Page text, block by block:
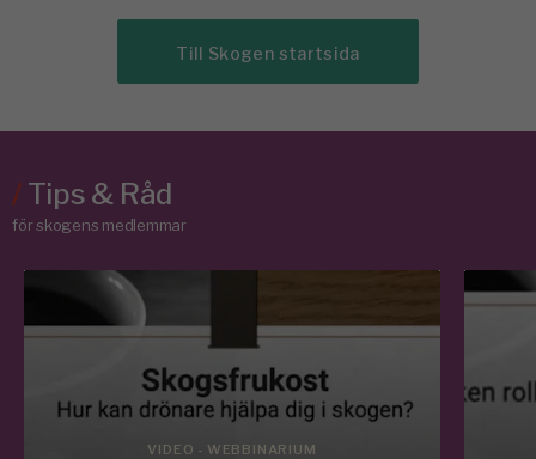
Till Skogen startsida
/Tips & Råd
för skogens medlemmar
VIDEO - WEBBINARIUM